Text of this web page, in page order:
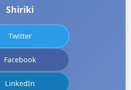
Shiriki
Twitter
Facebook
LinkedIn